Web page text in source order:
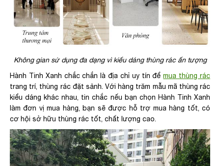
Không gian sử dụng đa dạng vì kiểu dáng thùng rác ấn tượng
Hành Tinh Xanh chắc chắn là địa chỉ uy tín đểmua thùng rác
trang trí, thùng rác đặt sảnh. Với hàng trăm mẫu mã thùng rác
kiểu dáng khác nhau, tin chắc nếu bạn chọn Hành Tinh Xanh
làm đơn vị mua hàng, bạn sẽ được hỗ trợ mua hàng tốt, có
cơ hội sở hữu thùng rác tốt, chất lượng cao.